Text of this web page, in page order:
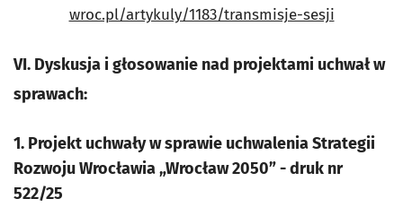
wroc.pl/artykuly/1183/transmisje-sesji
VI. Dyskusja i głosowanie nad projektami uchwał w
sprawach:
1. Projekt uchwały w sprawie uchwalenia Strategii
Rozwoju Wrocławia „Wrocław 2050” - druk nr
522/25